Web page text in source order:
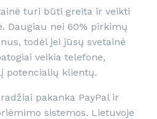
turi būti greita ir veikti
Daugiau nei 60% pirkimų
todėl jei jūsų svetainė
veikia telefone,
potencialių klientų.
pakanka PayPal ir
sistemos. Lietuvoje